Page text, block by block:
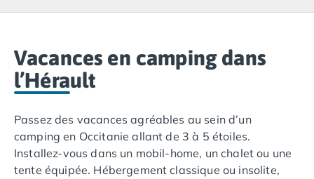
Camping Les Landes
Camping Biscarrosse
Camping Capbreton
Camping Messanges
Camping Moliets et Maa
Camping Sanguinet
Camping Seignosse
Vacances en camping dans
l’Hérault
Passez des vacances agréables au sein d’un
camping en Occitanie allant de 3 à 5 étoiles.
Installez-vous dans un mobil-home, un chalet ou une
tente équipée. Hébergement classique ou insolite,